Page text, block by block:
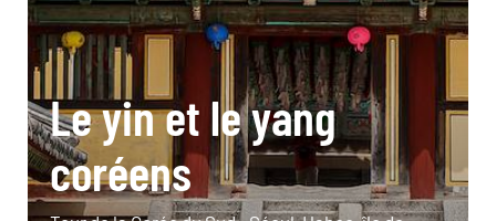
Le yin et le yang
coréens